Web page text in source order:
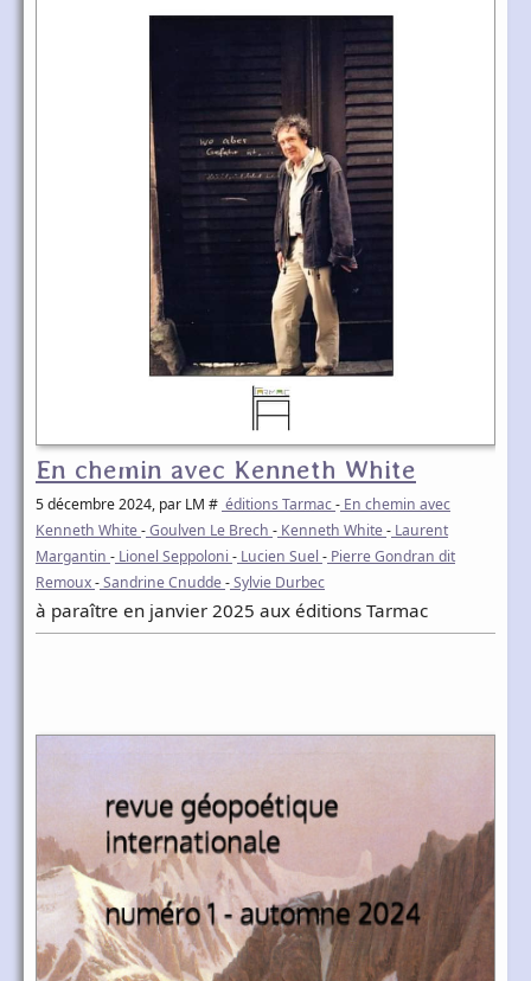
En chemin avec Kenneth White
5 décembre 2024, par LM # éditions Tarmac- En chemin avec
Kenneth White-Goulven Le Brech - Kenneth White- Laurent
Margantin - Lionel Seppoloni - Lucien Suel - Pierre Gondran dit
Remoux-Sandrine Cnudde-Sylvie Durbec
à paraître en janvier 2025 aux éditions Tarmac